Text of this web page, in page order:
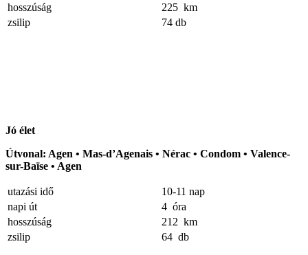
hosszúság
225 km
zsilip
74 db
Jó élet
Útvonal: Agen • Mas-d’Agenais • Nérac • Condom • Valence-
sur-Baïse • Agen
utazási idő
10-11 nap
napi út
4 óra
hosszúság
212 km
zsilip
64 db